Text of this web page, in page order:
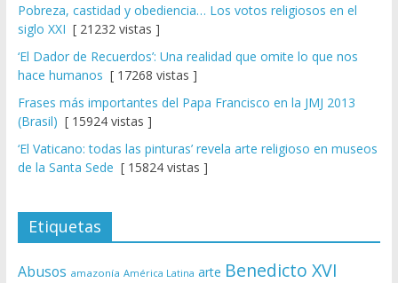
Pobreza, castidad y obediencia… Los votos religiosos en el
siglo XXI [ 21232 vistas ]
‘El Dador de Recuerdos’: Una realidad que omite lo que nos
hace humanos [ 17268 vistas ]
Frases más importantes del Papa Francisco en la JMJ 2013
(Brasil) [ 15924 vistas ]
‘El Vaticano: todas las pinturas’ revela arte religioso en museos
de la Santa Sede [ 15824 vistas ]
Etiquetas
Abusos amazonía América Latina arte Benedicto XVI